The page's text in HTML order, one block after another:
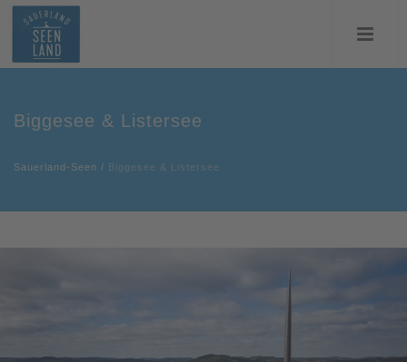
Biggesee & Listersee
Sauerland-Seen / Biggesee & Listersee